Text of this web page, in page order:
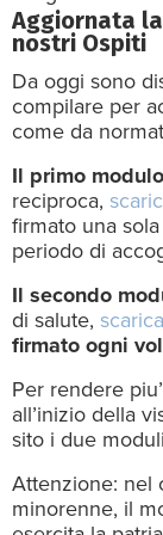
Aggiornata
nostri Ospiti
Da oggi sono
compilare per
come da
Il primo modulo
reciproca,
firmato una
periodo di
Il secondo
di salute,
firmato ogni
Per rendere
all’inizio della
sito i due
Attenzione: nel
minorenne, il